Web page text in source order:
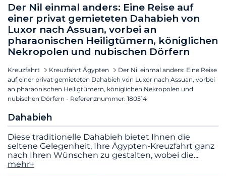
Der Nil einmal anders: Eine Reise auf
einer privat gemieteten Dahabieh von
Luxor nach Assuan, vorbei an
pharaonischen Heiligtümern, königlichen
Nekropolen und nubischen Dörfern
Kreuzfahrt Kreuzfahrt Ägypten
Der Nil einmal anders: Eine Reise
auf einer privat gemieteten Dahabieh von Luxor nach Assuan, vorbei
an pharaonischen Heiligtümern, königlichen Nekropolen und
nubischen Dörfern - Referenznummer: 180514
Dahabieh
Diese traditionelle Dahabieh bietet Ihnen die
seltene Gelegenheit, Ihre Ägypten-Kreuzfahrt ganz
nach Ihren Wünschen zu gestalten, wobei die...
mehr+